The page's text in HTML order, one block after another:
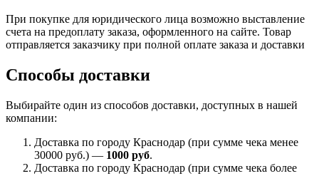
При покупке для юридического лица возможно выставление
счета на предоплату заказа, оформленного на сайте. Товар
отправляется заказчику при полной оплате заказа и доставки
Способы доставки
Выбирайте один из способов доставки, доступных в нашей
компании:
Доставка по городу Краснодар (при сумме чека менее
30000 руб.) — 1000 руб.
Доставка по городу Краснодар (при сумме чека более